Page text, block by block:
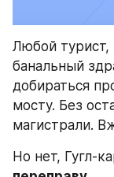
Любой
банальный
добираться
мосту. Без
магистрали.
Но нет, Гугл-